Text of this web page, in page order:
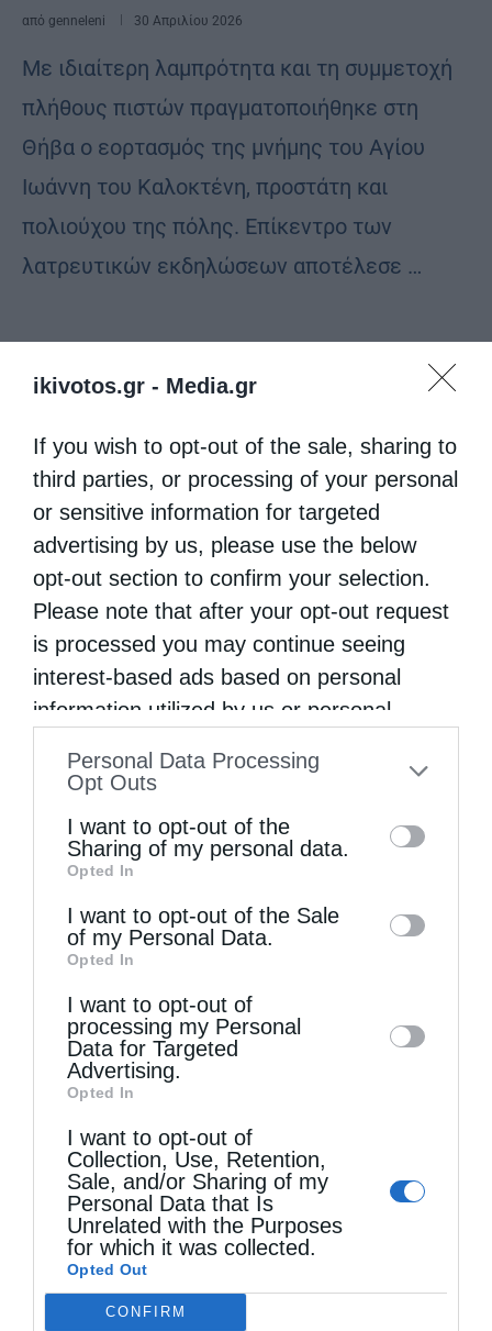
ikivotos.gr - Media.gr
If you wish to opt-out of the sale, sharing to
third parties, or processing of your personal
or sensitive information for targeted
advertising by us, please use the below
opt-out section to confirm your selection.
Please note that after your opt-out request
is processed you may continue seeing
interest-based ads based on personal
information utilized by us or personal
to your opt-out. You may separately opt-out
information by third parties on the IAB’s list
of downstream participants. This
information may also be disclosed by us to
third parties on theIAB’s List of
Downstream Participants
disclose it to other third parties.
Personal Data Processing
Opt Outs
I want to opt-out of the
Sharing of my personal data.
Opted In
I want to opt-out of the Sale
of my Personal Data.
Opted In
I want to opt-out of
processing my Personal
Data for Targeted
Advertising.
Opted In
I want to opt-out of
Collection, Use, Retention,
Sale, and/or Sharing of my
Personal Data that Is
Unrelated with the Purposes
for which it was collected.
Opted Out
CONFIRM
από genneleni 30 Απριλίου 2026
Με ιδιαίτερη λαμπρότητα και τη συμμετοχή
πλήθους πιστών πραγματοποιήθηκε στη
Θήβα ο εορτασμός της μνήμης του Αγίου
Ιωάννη του Καλοκτένη, προστάτη και
πολιούχου της πόλης. Επίκεντρο των
λατρευτικών εκδηλώσεων αποτέλεσε …
Τελευταία άρθρα
Ελληνικός Ερυθρός Σταυρός: Τι πρέπει να
περιέχει ένα φαρμακείο διακοπών
Η πανήγυρις της Μεταμορφώσεως του Σωτήρος
στη Θεσσαλονίκη
Όταν είσαι ευλαβής